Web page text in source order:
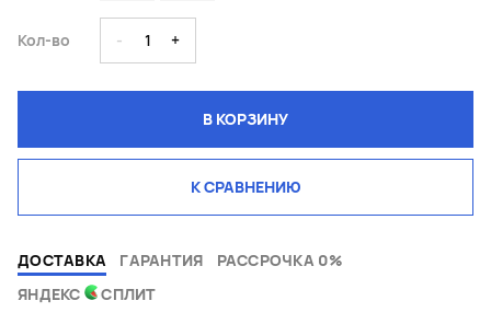
Кол-во - 1 +
В КОРЗИНУ
К СРАВНЕНИЮ
ДОСТАВКА ГАРАНТИЯ
РАССРОЧКА 0%
ЯНДЕКС
СПЛИТ